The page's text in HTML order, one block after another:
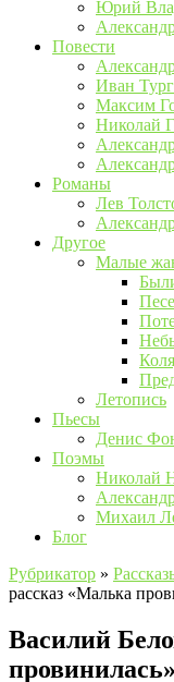
Юрий
Повести
Иван
Максим
Николай
Романы
Лев
Другое
Малые
Летопись
Пьесы
Денис
Поэмы
Николай
Михаил
Блог
Рубрикатор »
рассказ «Малька
Василий
провинилась»